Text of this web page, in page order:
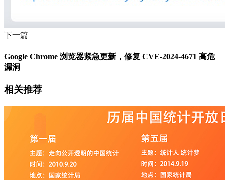
下一篇
Google Chrome 浏览器紧急更新，修复 CVE-2024-4671 高危
漏洞
相关推荐